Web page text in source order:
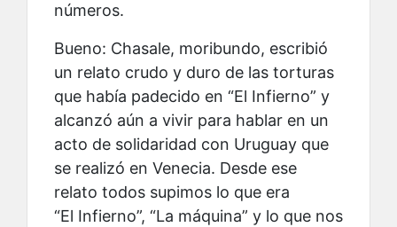
números.
Bueno: Chasale, moribundo, escribió
un relato crudo y duro de las torturas
que había padecido en “El Infierno” y
alcanzó aún a vivir para hablar en un
acto de solidaridad con Uruguay que
se realizó en Venecia. Desde ese
relato todos supimos lo que era
“El Infierno”, “La máquina” y lo que nos